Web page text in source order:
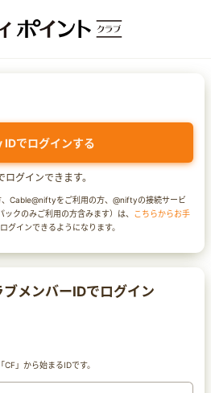
でログインする
グインできます。
Cable@niftyをご利用の方、@niftyの接続サービ
クのみご利用の方含みます）は、 こちらからお手
グインできるようになります。
メンバーIDでログイン
」から始まるIDです。